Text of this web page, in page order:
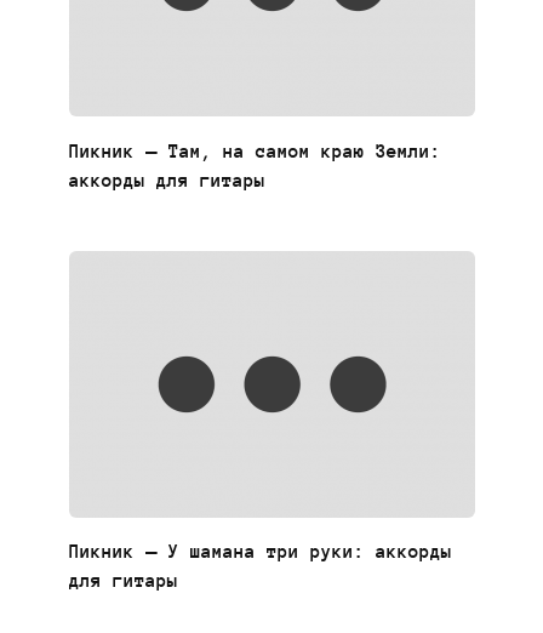
Пикник — Там, на самом краю Земли:
аккорды для гитары
Пикник — У шамана три руки: аккорды
для гитары